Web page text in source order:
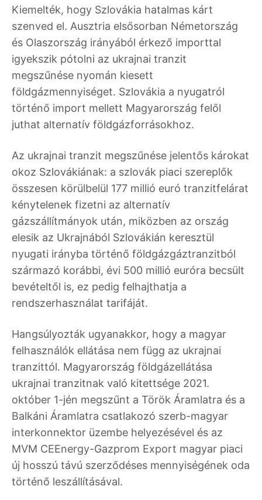
Kiemelték, hogy Szlovákia hatalmas kárt
szenved el. Ausztria elsősorban Németország
és Olaszország irányából érkező importtal
igyekszik pótolni az ukrajnai tranzit
megszűnése nyomán kiesett
földgázmennyiséget. Szlovákia a nyugatról
történő import mellett Magyarország felől
juthat alternatív földgázforrásokhoz.
Az ukrajnai tranzit megszűnése jelentős károkat
okoz Szlovákiának: a szlovák piaci szereplők
összesen körülbelül 177 millió euró tranzitfelárat
kénytelenek fizetni az alternatív
gázszállítmányok után, miközben az ország
elesik az Ukrajnából Szlovákián keresztül
nyugati irányba történő földgázgáztranzitból
származó korábbi, évi 500 millió euróra becsült
bevételtől is, ez pedig felhajthatja a
rendszerhasználat tarifáját.
Hangsúlyozták ugyanakkor, hogy a magyar
felhasználók ellátása nem függ az ukrajnai
tranzittól. Magyarország földgázellátása
ukrajnai tranzitnak való kitettsége 2021.
október 1-jén megszűnt a Török Áramlatra és a
Balkáni Áramlatra csatlakozó szerb-magyar
interkonnektor üzembe helyezésével és az
MVM CEEnergy-Gazprom Export magyar piaci
új hosszú távú szerződéses mennyiségének oda
történő leszállításával.